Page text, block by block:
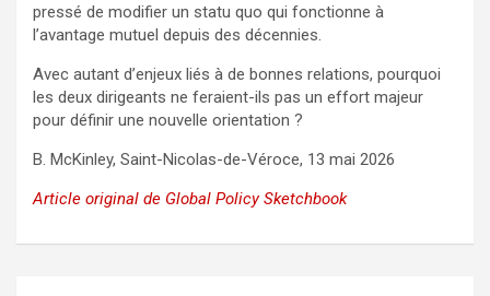
pressé de modifier un statu quo qui fonctionne à
l’avantage mutuel depuis des décennies.
Avec autant d’enjeux liés à de bonnes relations, pourquoi
les deux dirigeants ne feraient-ils pas un effort majeur
pour définir une nouvelle orientation ?
B. McKinley, Saint-Nicolas-de-Véroce, 13 mai 2026
Article original de Global Policy Sketchbook